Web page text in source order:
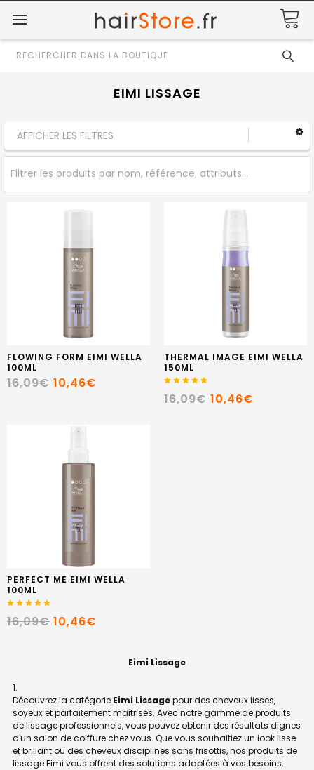
Rechercher
EIMI LISSAGE
AFFICHER LES FILTRES
FLOWING FORM EIMI WELLA
100ML
16,09€ 10,46€
THERMAL IMAGE EIMI WELLA
150ML
16,09€ 10,46€
PERFECT ME EIMI WELLA
100ML
16,09€ 10,46€
Eimi Lissage
Découvrez la catégorie Eimi Lissagepour des cheveux lisses,
soyeux et parfaitement maîtrisés. Avec notre gamme de produits
de lissage professionnels, vous pouvez obtenir des résultats dignes
d'un salon de coiffure chez vous. Que vous souhaitiez un look lisse
et brillant ou des cheveux disciplinés sans frisottis, nos produits de
lissage Eimi vous offrent des solutions adaptées à vos besoins.